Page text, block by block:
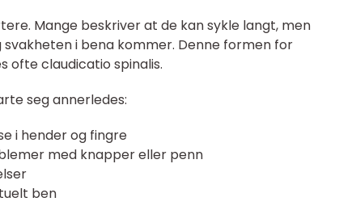
Mange beskriver at de kan sykle langt, men
i bena kommer. Denne formen for
ofte claudicatio spinalis.
seg annerledes:
i hender og fingre
med knapper eller penn
ben